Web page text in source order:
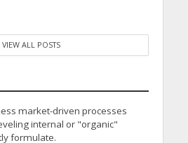
VIEW ALL POSTS
market-driven processes
internal or "organic"
formulate.